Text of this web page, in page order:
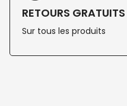
RETOURS GRATUITS
Sur tous les produits